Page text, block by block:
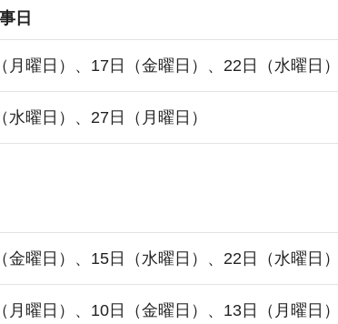
日
月曜日）、17日（金曜日）、22日（水曜日）
水曜日）、27日（月曜日）
金曜日）、15日（水曜日）、22日（水曜日
月曜日）、10日（金曜日）、13日（月曜日